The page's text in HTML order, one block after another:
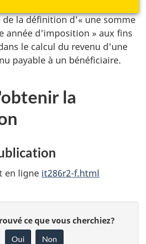
la définition d'« une somme
année d'imposition » aux fins
le calcul du revenu d'une
payable à un bénéficiaire.
la
en ligne it286r2-f.html
ce que vous cherchiez?
Oui Non